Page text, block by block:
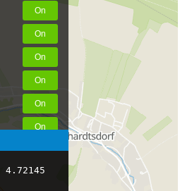
4.72145